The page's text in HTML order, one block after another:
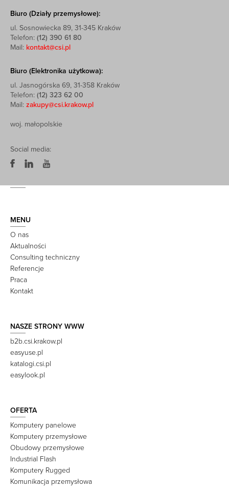
Biuro (Działy przemysłowe):
ul. Sosnowiecka 89, 31-345 Kraków
Telefon: (12) 390 61 80
Mail: kontakt@csi.pl
Biuro (Elektronika użytkowa):
ul. Jasnogórska 69, 31-358 Kraków
Telefon: (12) 323 62 00
Mail: zakupy@csi.krakow.pl
woj. małopolskie
Social media:
MENU
O nas
Aktualności
Consulting techniczny
Referencje
Praca
Kontakt
NASZE STRONY WWW
b2b.csi.krakow.pl
easyuse.pl
katalogi.csi.pl
easylook.pl
OFERTA
Komputery panelowe
Komputery przemysłowe
Obudowy przemysłowe
Industrial Flash
Komputery Rugged
Komunikacja przemysłowa